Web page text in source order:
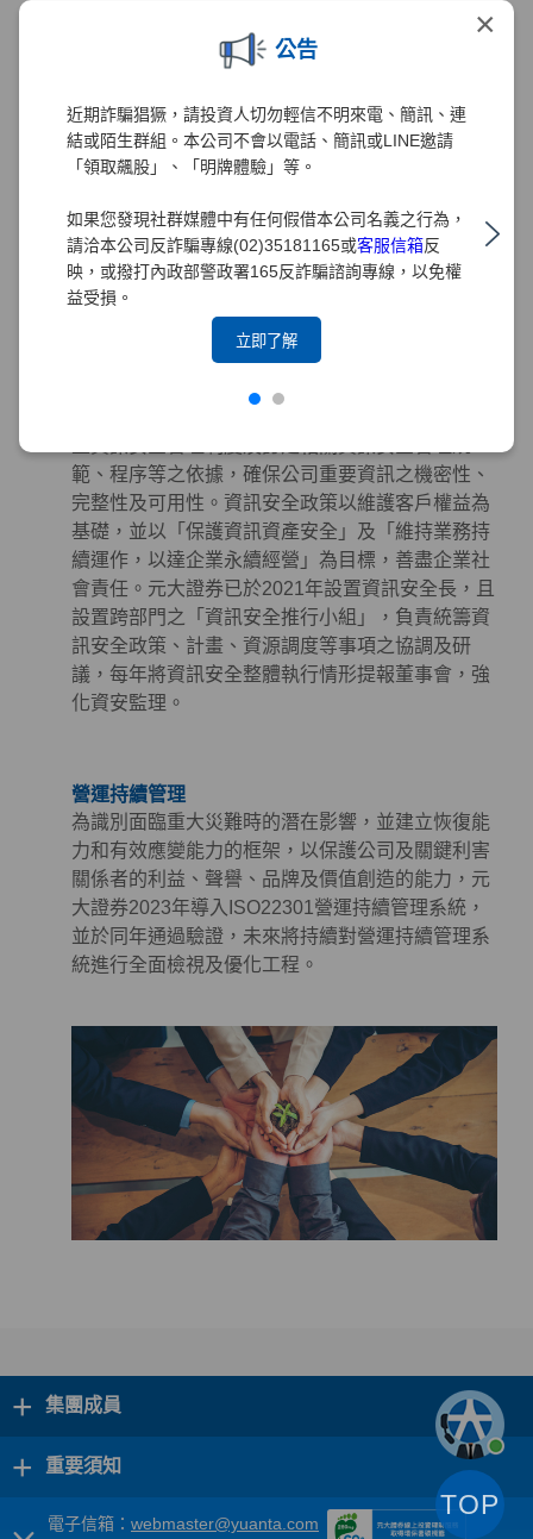
×
公告
近期詐騙猖獗，請投資人切勿輕信不明來電、簡訊、連
結或陌生群組。本公司不會以電話、簡訊或LINE邀請
「領取飆股」、「明牌體驗」等。
如果您發現社群媒體中有任何假借本公司名義之行為，
請洽本公司反詐騙專線(02)35181165或客服信箱反
映，或撥打內政部警政署165反詐騙諮詢專線，以免權
益受損。
立即了解
為強化元大證券對智慧管理財產的重視與保護，元
大證券2020年已訂定「智慧財產權管理要點」、
元大金控政策，2021年導入台灣智慧財產管理系統
(TIPS)，並訂定及修正相關規章，以建置有效之管
慧財產管理小組以負責相關管理工作，2021年12月
已取得TIPS(A級)認證，2022年及2024年分別取得
TIPS(A級)再認證。
董事會為元大證券資訊安全管理之最高決策單位，
範、程序等之依據，確保公司重要資訊之機密性、
完整性及可用性。資訊安全政策以維護客戶權益為
基礎，並以「保護資訊資產安全」及「維持業務持
續運作，以達企業永續經營」為目標，善盡企業社
會責任。元大證券已於2021年設置資訊安全長，且
設置跨部門之「資訊安全推行小組」，負責統籌資
訊安全政策、計畫、資源調度等事項之協調及研
議，每年將資訊安全整體執行情形提報董事會，強
化資安監理。
營運持續管理
為識別面臨重大災難時的潛在影響，並建立恢復能
力和有效應變能力的框架，以保護公司及關鍵利害
關係者的利益、聲譽、品牌及價值創造的能力，元
大證券2023年導入ISO22301營運持續管理系統，
並於同年通過驗證，未來將持續對營運持續管理系
統進行全面檢視及優化工程。
+ 集團成員
+ 重要須知
電子信箱： webmaster@yuanta.com
TOP